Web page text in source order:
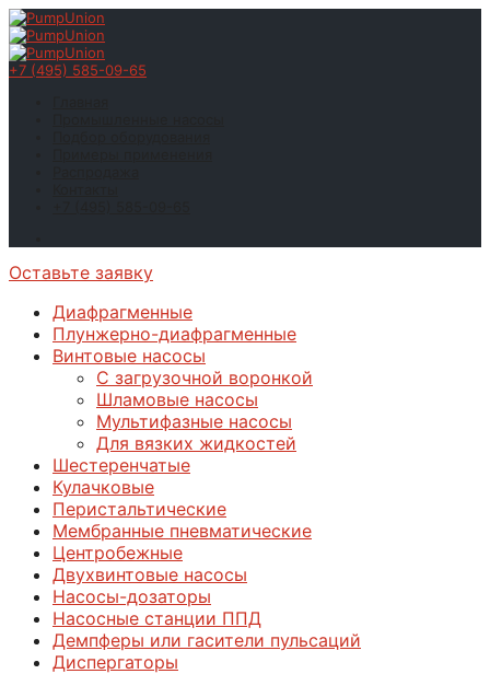
+7 (495) 585-09-65
Оставьте заявку
Диафрагменные
Плунжерно-диафрагменные
Винтовые насосы
С загрузочной воронкой
Шламовые насосы
Мультифазные насосы
Для вязких жидкостей
Шестеренчатые
Кулачковые
Перистальтические
Мембранные пневматические
Центробежные
Двухвинтовые насосы
Насосы-дозаторы
Насосные станции ППД
Демпферы или гасители пульсаций
Диспергаторы